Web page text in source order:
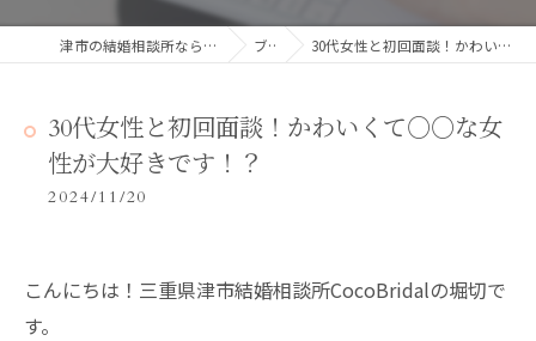
津市の結婚相談所ならCocoBridalココブライダル ブログ 30代女性と初回面談！かわいくて○○な女性が大好きです！？
30代女性と初回面談！かわいくて○○な女
性が大好きです！？
2024/11/20
こんにちは！三重県津市結婚相談所CocoBridalの堀切で
す。